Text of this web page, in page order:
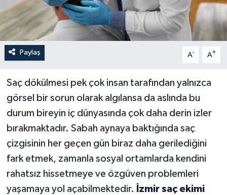
Paylaş A- A+
Saç dökülmesi pek çok insan tarafından yalnızca
görsel bir sorun olarak algılansa da aslında bu
durum bireyin iç dünyasında çok daha derin izler
bırakmaktadır. Sabah aynaya baktığında saç
çizgisinin her geçen gün biraz daha gerilediğini
fark etmek, zamanla sosyal ortamlarda kendini
rahatsız hissetmeye ve özgüven problemleri
yaşamaya yol açabilmektedir. İzmir saç ekimi